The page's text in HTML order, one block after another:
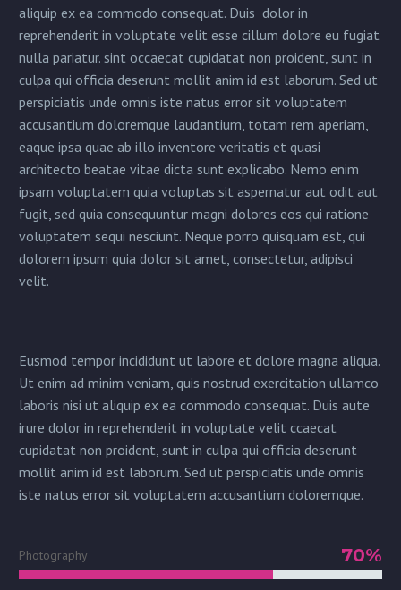
aliquip ex ea commodo consequat. Duis dolor in
reprehenderit in voluptate velit esse cillum dolore eu fugiat
nulla pariatur. sint occaecat cupidatat non proident, sunt in
culpa qui officia deserunt mollit anim id est laborum. Sed ut
perspiciatis unde omnis iste natus error sit voluptatem
accusantium doloremque laudantium, totam rem aperiam,
eaque ipsa quae ab illo inventore veritatis et quasi
architecto beatae vitae dicta sunt explicabo. Nemo enim
ipsam voluptatem quia voluptas sit aspernatur aut odit aut
fugit, sed quia consequuntur magni dolores eos qui ratione
voluptatem sequi nesciunt. Neque porro quisquam est, qui
dolorem ipsum quia dolor sit amet, consectetur, adipisci
velit.
Eusmod tempor incididunt ut labore et dolore magna aliqua.
Ut enim ad minim veniam, quis nostrud exercitation ullamco
laboris nisi ut aliquip ex ea commodo consequat. Duis aute
irure dolor in reprehenderit in voluptate velit ccaecat
cupidatat non proident, sunt in culpa qui officia deserunt
mollit anim id est laborum. Sed ut perspiciatis unde omnis
iste natus error sit voluptatem accusantium doloremque.
Photography 70%